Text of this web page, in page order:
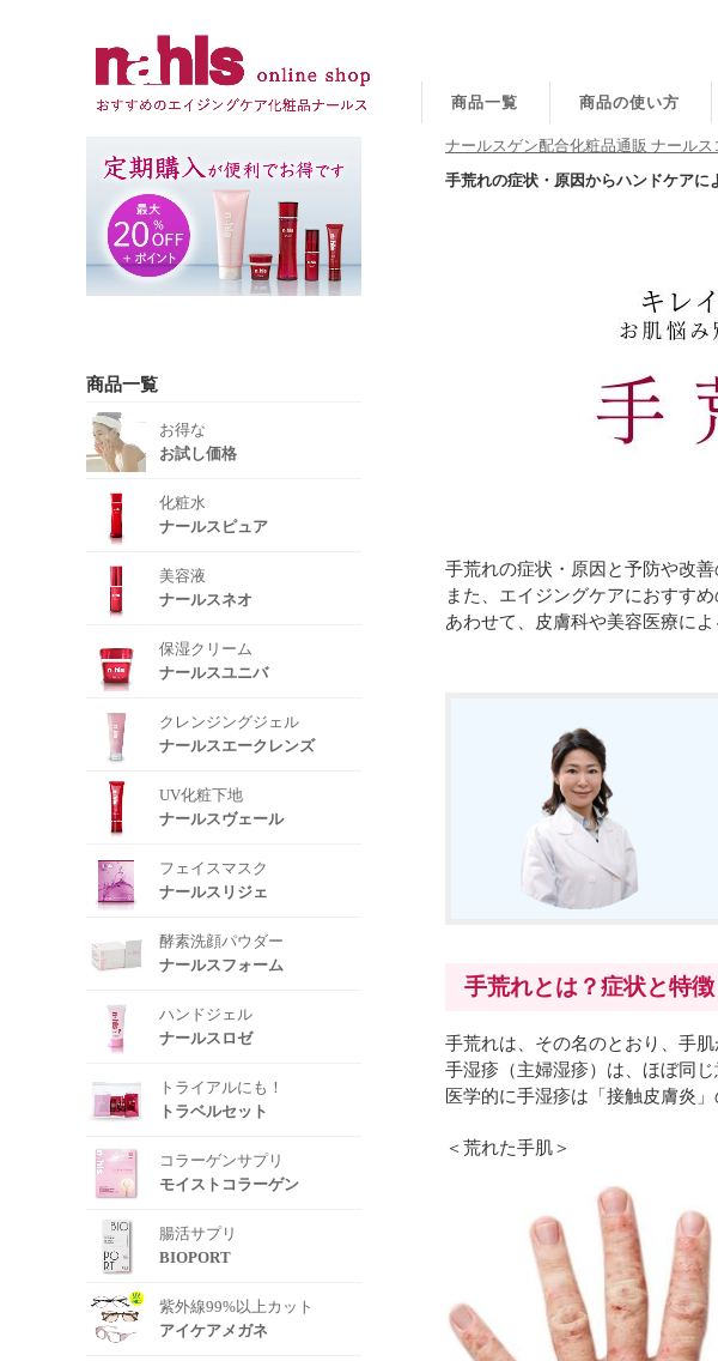
商品一覧 商品の使い方
商品一覧
お得な
お試し価格
化粧水
ナールスピュア
美容液
ナールスネオ
保湿クリーム
ナールスユニバ
クレンジングジェル
ナールスエークレンズ
UV化粧下地
ナールスヴェール
フェイスマスク
ナールスリジェ
酵素洗顔パウダー
ナールスフォーム
ハンドジェル
ナールスロゼ
トライアルにも！
トラベルセット
コラーゲンサプリ
モイストコラーゲン
腸活サプリ
BIOPORT
紫外線99%以上カット
アイケアメガネ
ナールスゲン配合化粧品通販 ナールス
手荒れの症状・原因からハンドケアに
手荒れの症状・原因と予防や改善
また、エイジングケアにおすす
あわせて、皮膚科や美容医療に
手荒れとは？症状と特徴
手荒れは、その名のとおり、手肌
手湿疹（主婦湿疹）は、ほぼ同
医学的に手湿疹は「接触皮膚炎」
＜荒れた手肌＞